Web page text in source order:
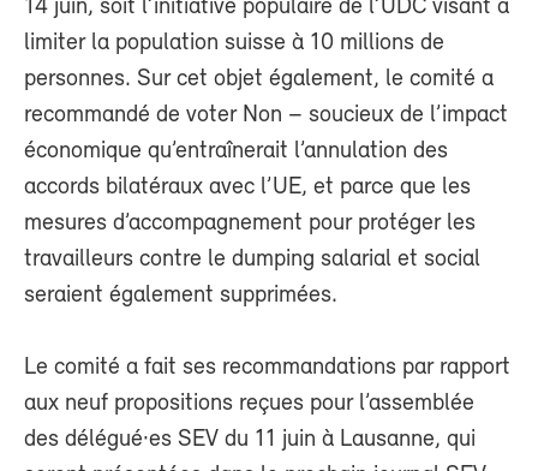
14 juin, soit l’initiative populaire de l’UDC visant à
limiter la population suisse à 10 millions de
personnes. Sur cet objet également, le comité a
recommandé de voter Non – soucieux de l’impact
économique qu’entraînerait l’annulation des
accords bilatéraux avec l’UE, et parce que les
mesures d’accompagnement pour protéger les
travailleurs contre le dumping salarial et social
seraient également supprimées.
Le comité a fait ses recommandations par rapport
aux neuf propositions reçues pour l’assemblée
des délégué·es SEV du 11 juin à Lausanne, qui